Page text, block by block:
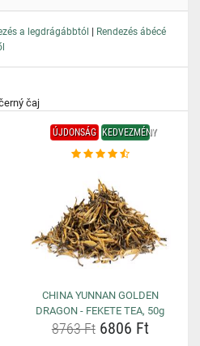
a legdrágábbtól | Rendezés ábécé
čaj
ÚJDONSÁG KEDVEZMÉNY
CHINA YUNNAN GOLDEN
DRAGON - FEKETE TEA, 50g
8763 Ft6806 Ft